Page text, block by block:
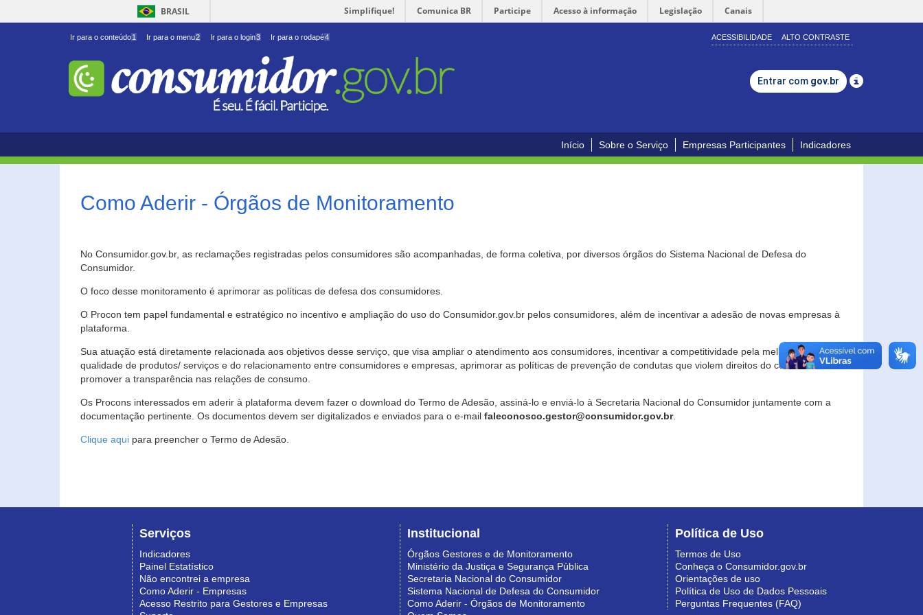
BRASIL Simplifique! Comunica BR Participe Acesso à informação Legislação Canais
Ir para o conteúdo1 Ir para o menu2 Ir para o login3 Ir para o rodapé4 ACESSIBILIDADE ALTO CONTRASTE
Entrar com gov.br
Início Sobre o Serviço Empresas Participantes Indicadores
Como Aderir - Órgãos de Monitoramento
No Consumidor.gov.br, as reclamações registradas pelos consumidores são acompanhadas, de forma coletiva, por diversos órgãos do Sistema Nacional de Defesa do
Consumidor.
O foco desse monitoramento é aprimorar as políticas de defesa dos consumidores.
O Procon tem papel fundamental e estratégico no incentivo e ampliação do uso do Consumidor.gov.br pelos consumidores, além de incentivar a adesão de novas empresas à
plataforma.
Sua atuação está diretamente relacionada aos objetivos desse serviço, que visa ampliar o atendimento aos consumidores, incentivar a competitividade pela melhoria da
qualidade de produtos/ serviços e do relacionamento entre consumidores e empresas, aprimorar as políticas de prevenção de condutas que violem direitos do consumidor e
promover a transparência nas relações de consumo.
Os Procons interessados em aderir à plataforma devem fazer o download do Termo de Adesão, assiná-lo e enviá-lo à Secretaria Nacional do Consumidor juntamente com a
documentação pertinente. Os documentos devem ser digitalizados e enviados para o e-mail faleconosco.gestor@consumidor.gov.br.
Clique aqui para preencher o Termo de Adesão.
Serviços
Indicadores
Painel Estatístico
Não encontrei a empresa
Como Aderir - Empresas
Acesso Restrito para Gestores e Empresas
Institucional
Órgãos Gestores e de Monitoramento
Ministério da Justiça e Segurança Pública
Secretaria Nacional do Consumidor
Sistema Nacional de Defesa do Consumidor
Como Aderir - Órgãos de Monitoramento
Política de Uso
Termos de Uso
Conheça o Consumidor.gov.br
Orientações de uso
Política de Uso de Dados Pessoais
Perguntas Frequentes (FAQ)